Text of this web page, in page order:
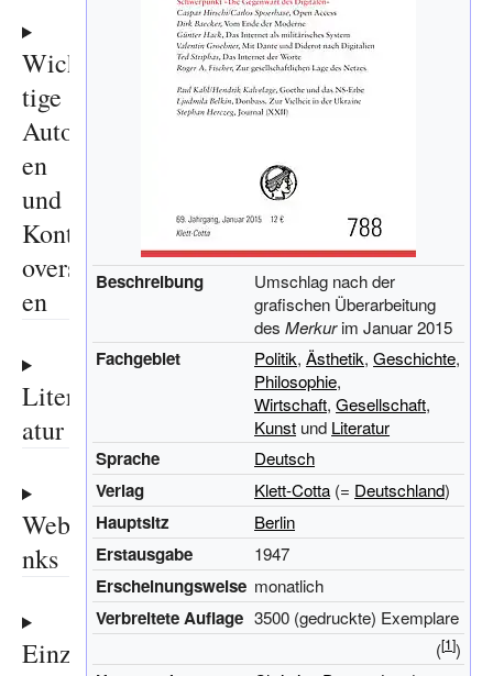
Beschreibung
Umschlag nach der
grafischen Überarbeitung
desMerkurim Januar 2015
Fachgebiet Politik,Ästhetik,Geschichte,
Philosophie,
Wirtschaft,Gesellschaft,
Kunst und Literatur
Sprache Deutsch
Verlag Klett-Cotta (= Deutschland)
Hauptsitz Berlin
Erstausgabe 1947
Erscheinungsweise monatlich
Verbreitete Auflage 3500 (gedruckte) Exemplare
(
)
Wich
tige
Autor
en
und
Kontr
overs
en
Liter
atur
Webli
nks
Einze